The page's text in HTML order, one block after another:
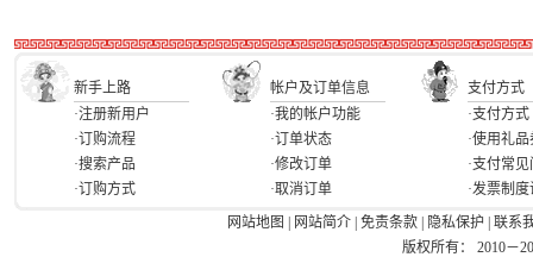
新手上路 帐户及订单信息
支付方式
·注册新用户
·订购流程
·搜索产品
·订购方式
·我的帐户功能
·订单状态
·修改订单
·取消订单
·支付方式
·使用礼品
·支付常
·发票制
网站地图
网站简介 免责条款 隐私保护
联系
版权所有： 2010－